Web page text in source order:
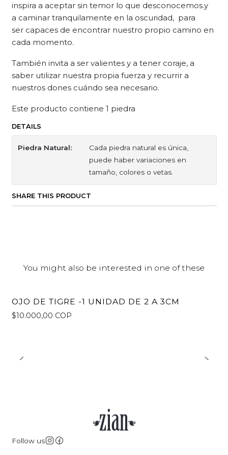
inspira a aceptar sin temor lo que desconocemos.y
a caminar tranquilamente en la oscuridad, para
ser capaces de encontrar nuestro propio camino en
cada momento.
También invita a ser valientes y a tener coraje, a
saber utilizar nuestra propia fuerza y recurrir a
nuestros dones cuándo sea necesario.
Este producto contiene 1 piedra
DETAILS
Piedra Natural:
Cada piedra natural es única,
puede haber variaciones en
tamaño, colores o vetas.
SHARE THIS PRODUCT
You might also be interested in one of these
OJO DE TIGRE -1 UNIDAD DE 2 A 3CM
$10.000,00 COP
Follow us